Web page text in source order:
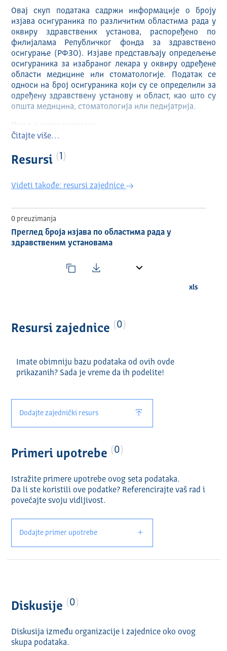
Овај скуп података садржи информације о броју
изјава осигураника по различитим областима рада у
оквиру здравствених установа, распоређено по
филијалама Републичког фонда за здравствено
осигурање (РФЗО). Изјаве представљају опредељење
осигураника за изабраног лекара у оквиру одређене
области медицине или стоматологије. Податак се
односи на број осигураника који су се определили за
одређену здравствену установу и област, као што су
општа медицина, стоматологија или педијатрија.
Поља у скупу података:
• Назив филијале РФЗО
• Број изјава за:
o Педијатрију – школска деца
o Дечју и превентивну стоматологију
o Општу стоматологију за одрасле
Напомена:
филијале и не садрже личне податке, у складу са
прописима о заштити података.
Čitajte više…
Resursi 1
Videti takođe: resursi zajednice
0 preuzimanja
Преглед броја изјава по областима рада у
здравственим установама
xls
Resursi zajednice 0
Imate obimniju bazu podataka od ovih ovde
prikazanih? Sada je vreme da ih podelite!
Dodajte zajednički resurs
Primeri upotrebe 0
Istražite primere upotrebe ovog seta podataka.
Da li ste koristili ove podatke? Referencirajte vaš rad i
povećajte svoju vidlјivost.
Dodajte primer upotrebe
Diskusije 0
Diskusija između organizacije i zajednice oko ovog
skupa podataka.